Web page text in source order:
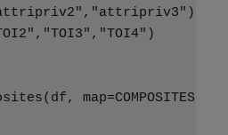
map=COMPOSITES)